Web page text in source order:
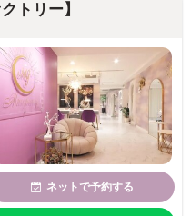
トリー】
ネットで予約する